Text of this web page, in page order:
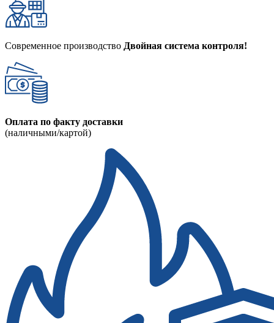
Современное производство Двойная система контроля!
Оплата по факту доставки
(наличными/картой)